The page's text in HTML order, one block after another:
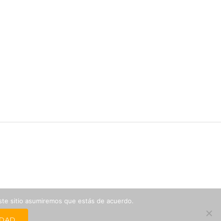
NEWSLETTER PARA AGENCIAS DE VIAJES
sitio asumiremos que estás de acuerdo.